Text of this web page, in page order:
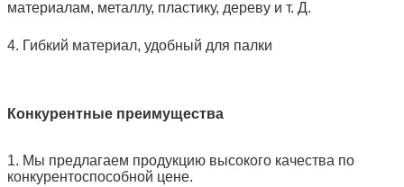
материалам, металлу, пластику, дереву и т. Д.
4. Гибкий материал, удобный для палки
Конкурентные преимущества
1. Мы предлагаем продукцию высокого качества по
конкурентоспособной цене.